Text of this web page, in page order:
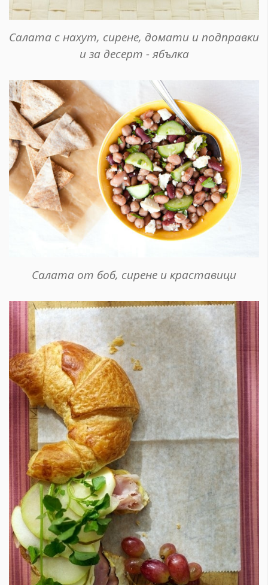
Салата с нахут, сирене, домати и подправки
и за десерт - ябълка
Салата от боб, сирене и краставици